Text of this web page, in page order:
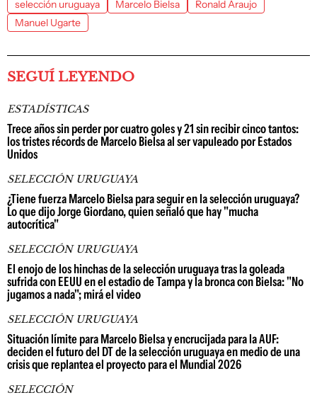
selección uruguaya Marcelo Bielsa
Ronald Araujo
Manuel Ugarte
SEGUÍ LEYENDO
ESTADÍSTICAS
Trece años sin perder por cuatro goles y 21 sin recibir cinco tantos:
los tristes récords de Marcelo Bielsa al ser vapuleado por Estados
Unidos
SELECCIÓN URUGUAYA
¿Tiene fuerza Marcelo Bielsa para seguir en la selección uruguaya?
Lo que dijo Jorge Giordano, quien señaló que hay "mucha
autocrítica"
SELECCIÓN URUGUAYA
El enojo de los hinchas de la selección uruguaya tras la goleada
sufrida con EEUU en el estadio de Tampa y la bronca con Bielsa: "No
jugamos a nada"; mirá el video
SELECCIÓN URUGUAYA
Situación límite para Marcelo Bielsa y encrucijada para la AUF:
deciden el futuro del DT de la selección uruguaya en medio de una
crisis que replantea el proyecto para el Mundial 2026
SELECCIÓN